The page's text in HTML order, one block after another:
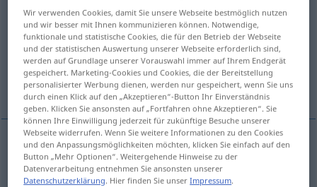
exquisito [eskiˈsito]adj
Übersicht aller Übersetzungen
(Für mehr Details die Übersetzung anklicken/antippen)
erlesen, vortrefflich, exquisit, köstlich
erlesen,vortrefflich,exquisit exquisito
Wir verwenden Cookies, damit Sie unsere Webseite bestmöglich nutzen
und wir besser mit Ihnen kommunizieren können. Notwendige,
funktionale und statistische Cookies, die für den Betrieb der Webseite
und der statistischen Auswertung unserer Webseite erforderlich sind,
werden auf Grundlage unserer Vorauswahl immer auf Ihrem Endgerät
gespeichert. Marketing-Cookies und Cookies, die der Bereitstellung
personalisierter Werbung dienen, werden nur gespeichert, wenn Sie uns
durch einen Klick auf den „Akzeptieren“-Button Ihr Einverständnis
geben. Klicken Sie ansonsten auf „Fortfahren ohne Akzeptieren“. Sie
können Ihre Einwilligung jederzeit für zukünftige Besuche unserer
Webseite widerrufen. Wenn Sie weitere Informationen zu den Cookies
und den Anpassungsmöglichkeiten möchten, klicken Sie einfach auf den
Button „Mehr Optionen“. Weitergehende Hinweise zu der
Datenverarbeitung entnehmen Sie ansonsten unserer
Datenschutzerklärung. Hier finden Sie unserImpressum.